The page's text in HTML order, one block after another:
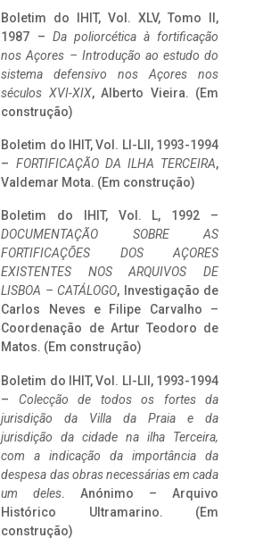
Boletim do IHIT, Vol. XLV, Tomo II,
1987 – Da poliorcética à fortificação
nos Açores – Introdução ao estudo do
sistema defensivo nos Açores nos
séculos XVI-XIX, Alberto Vieira. (Em
construção)
Boletim do IHIT, Vol. LI-LII, 1993-1994
– FORTIFICAÇÃO DA ILHA TERCEIRA,
Valdemar Mota. (Em construção)
Boletim do IHIT, Vol. L, 1992 –
DOCUMENTAÇÃO SOBRE AS
FORTIFICAÇÕES DOS AÇORES
EXISTENTES NOS ARQUIVOS DE
LISBOA – CATÁLOGO, Investigação de
Carlos Neves e Filipe Carvalho –
Coordenação de Artur Teodoro de
Matos. (Em construção)
Boletim do IHIT, Vol. LI-LII, 1993-1994
– Colecção de todos os fortes da
jurisdição da Villa da Praia e da
jurisdição da cidade na ilha Terceira,
com a indicação da importância da
despesa das obras necessárias em cada
um deles. Anónimo – Arquivo
Histórico Ultramarino. (Em
construção)